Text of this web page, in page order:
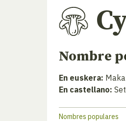
Nombre
En euskera:
En castellano:
Nombres populares